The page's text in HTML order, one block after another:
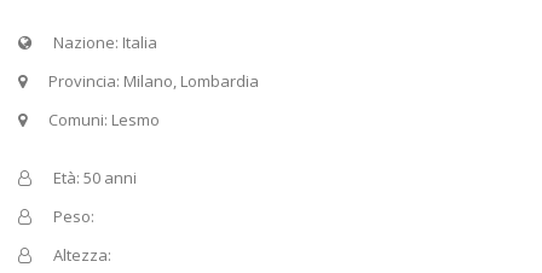
Nazione: Italia
Provincia: Milano, Lombardia
Comuni: Lesmo
Età: 50 anni
Peso:
Altezza: